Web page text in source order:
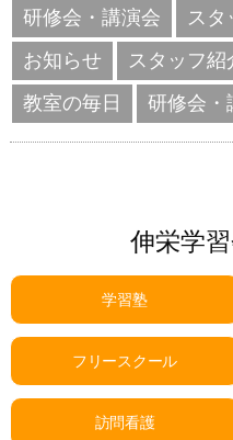
研修会・講演会
スタ
お知らせ
スタッフ紹
教室の毎日
研修会・
伸栄学
学習塾
フリースクール
訪問看護